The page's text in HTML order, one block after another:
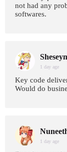
not had any
softwares.
1 day age
Key code
Would do
1 day age